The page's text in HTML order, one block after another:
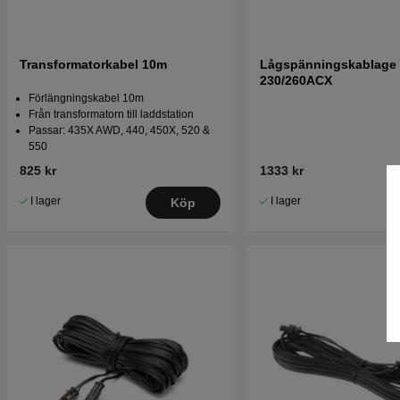
Transformatorkabel 10m
Förlängningskabel 10m
Från transformatorn till laddstation
Passar: 435X AWD, 440, 450X, 520 &
550
825 kr
I lager Köp
Lågspänningskablage
230/260ACX
1333 kr
I lager